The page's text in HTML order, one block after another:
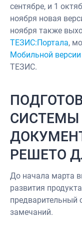
сентябре, и 1
ноября новая
ноября также
ТЕЗИС:Портала,
Мобильной версии
ТЕЗИС.
СИСТЕМЫ
РЕШЕТО
До начала марта
развития
предварительный
замечаний.